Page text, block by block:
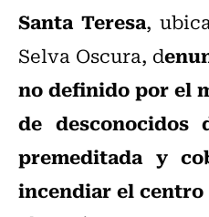
Santa Teresa,
Selva Oscura, d
no definido por el
de desconocidos
premeditada y
incendiar el